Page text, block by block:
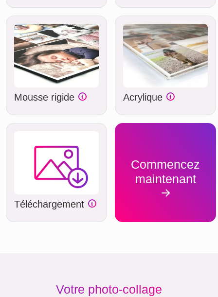
Mousse rigide Acrylique
Téléchargement
Commencez
maintenant
Votre photo-collage